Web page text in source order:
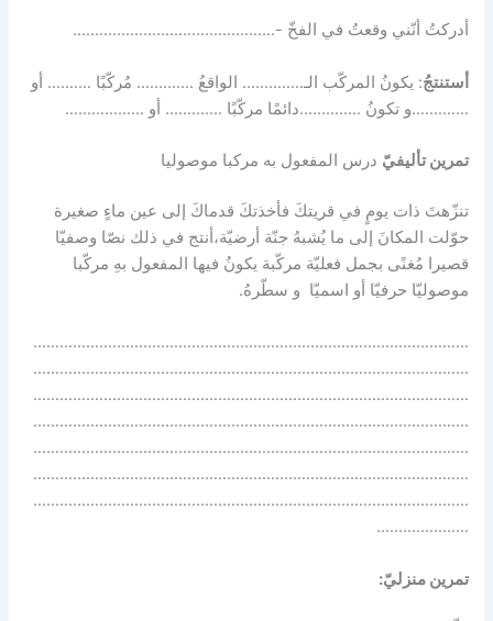
أدركتُ أنّني وقعتُ في الفخّ -……………………………………….
أستنتجُ: يكونُ المركّب الـ………….. الواقعُ …………. مُركّبًا ………. أو
………….و تكونُ …………..دائمًا مركّبًا …………. أو ………………
تمرين تأليفيّ درس المفعول به مركبا موصوليا
تنزّهتَ ذات يومٍ في قريتكَ فأخذتكَ قدماكَ إلى عين ماءٍ صغيرة
حوّلت المكانَ إلى ما يُشبهُ جنّة أرضيّة،أنتج في ذلك نصّا وصفيّا
قصيرا مُغنًى بجمل فعليّة مركّبة يكونُ فيها المفعول بهِ مركّبا
موصوليّا حرفيّا أو اسميّا و سطّرهُ.
………………………………………………………………………………………
………………………………………………………………………………………
………………………………………………………………………………………
………………………………………………………………………………………
………………………………………………………………………………………
………………………………………………………………………………………
………………………………………………………………………………………
…………………
تمرين منزليّ: